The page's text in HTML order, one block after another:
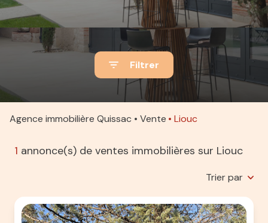
TERRAIN
ACTUALITÉS
E-MAIL
ESTIMATION
CONTACT
Filtrer
Agence immobilière Quissac Vente Liouc
1 annonce(s) de ventes immobilières sur Liouc
Trier par